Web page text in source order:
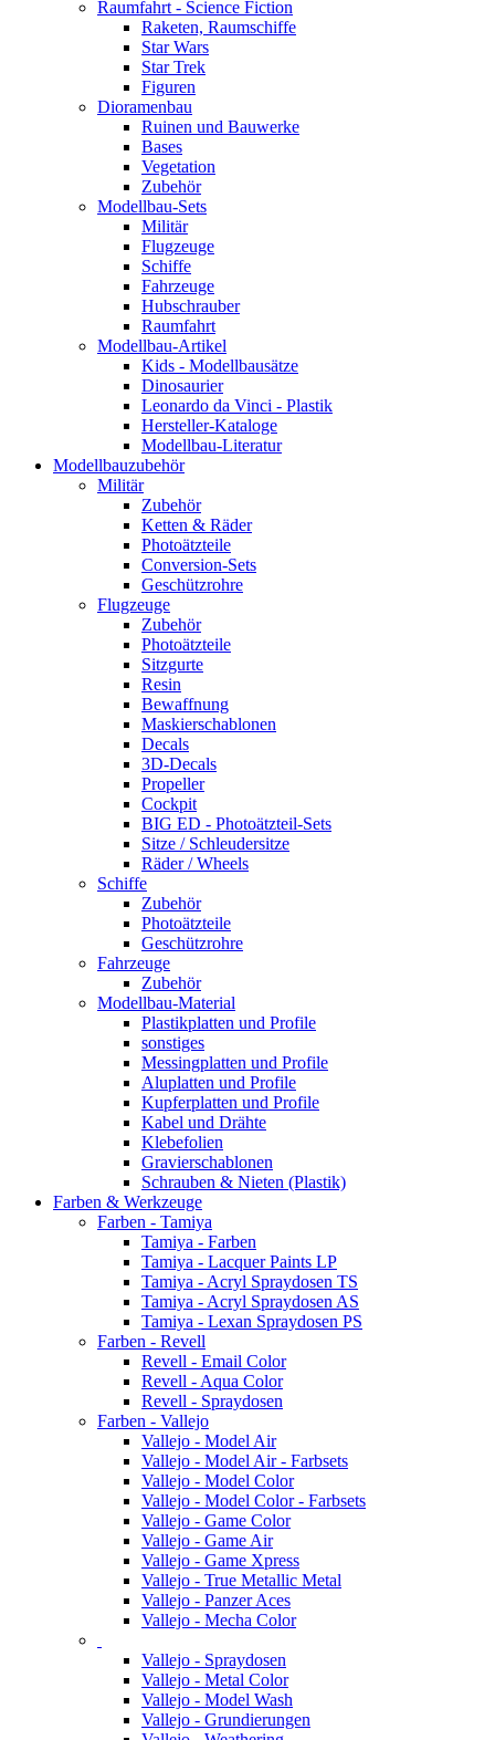
Raumfahrt - Science Fiction
Raketen, Raumschiffe
Star Wars
Star Trek
Figuren
Dioramenbau
Ruinen und Bauwerke
Bases
Vegetation
Zubehör
Modellbau-Sets
Militär
Flugzeuge
Schiffe
Fahrzeuge
Hubschrauber
Raumfahrt
Modellbau-Artikel
Kids - Modellbausätze
Dinosaurier
Leonardo da Vinci - Plastik
Hersteller-Kataloge
Modellbau-Literatur
Modellbauzubehör
Militär
Zubehör
Ketten & Räder
Photoätzteile
Conversion-Sets
Geschützrohre
Flugzeuge
Zubehör
Photoätzteile
Sitzgurte
Resin
Bewaffnung
Maskierschablonen
Decals
3D-Decals
Propeller
Cockpit
BIG ED - Photoätzteil-Sets
Sitze / Schleudersitze
Räder / Wheels
Schiffe
Zubehör
Photoätzteile
Geschützrohre
Fahrzeuge
Zubehör
Modellbau-Material
Plastikplatten und Profile
sonstiges
Messingplatten und Profile
Aluplatten und Profile
Kupferplatten und Profile
Kabel und Drähte
Klebefolien
Gravierschablonen
Schrauben & Nieten (Plastik)
Farben & Werkzeuge
Farben - Tamiya
Tamiya - Farben
Tamiya - Lacquer Paints LP
Tamiya - Acryl Spraydosen TS
Tamiya - Acryl Spraydosen AS
Tamiya - Lexan Spraydosen PS
Farben - Revell
Revell - Email Color
Revell - Aqua Color
Revell - Spraydosen
Farben - Vallejo
Vallejo - Model Air
Vallejo - Model Air - Farbsets
Vallejo - Model Color
Vallejo - Model Color - Farbsets
Vallejo - Game Color
Vallejo - Game Air
Vallejo - Game Xpress
Vallejo - True Metallic Metal
Vallejo - Panzer Aces
Vallejo - Mecha Color
Vallejo - Spraydosen
Vallejo - Metal Color
Vallejo - Model Wash
Vallejo - Grundierungen